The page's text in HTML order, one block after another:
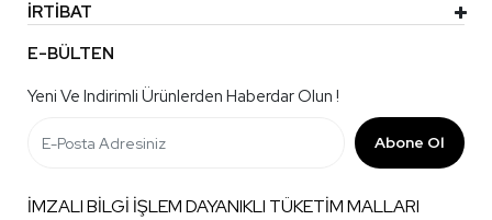
İRTİBAT
E-BÜLTEN
Yeni Ve Indirimli Ürünlerden Haberdar Olun !
Abone Ol
İMZALI BİLGİ İŞLEM DAYANIKLI TÜKETİM MALLARI